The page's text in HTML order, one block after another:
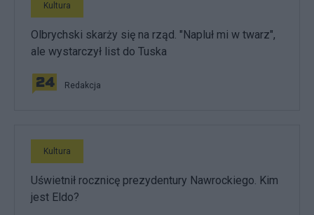
Kultura
Olbrychski skarży się na rząd. "Napluł mi w twarz",
ale wystarczył list do Tuska
Redakcja
Kultura
Uświetnił rocznicę prezydentury Nawrockiego. Kim
jest Eldo?